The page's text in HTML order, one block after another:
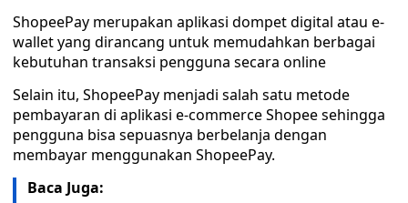
ShopeePay merupakan aplikasi dompet digital atau e-
wallet yang dirancang untuk memudahkan berbagai
kebutuhan transaksi pengguna secara online
Selain itu, ShopeePay menjadi salah satu metode
pembayaran di aplikasi e-commerce Shopee sehingga
pengguna bisa sepuasnya berbelanja dengan
membayar menggunakan ShopeePay.
Baca Juga: